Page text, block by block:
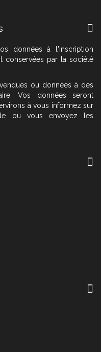
données à l'inscription
conservées par la société
ou données à des
Vos données seront
à vous informez sur
ou vous envoyez les